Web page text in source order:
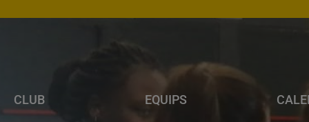
CLUB EQUIPS